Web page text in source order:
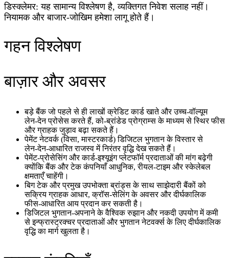
डिस्क्लेमर: यह सामान्य विश्लेषण है, व्यक्तिगत निवेश सलाह नहीं।
नियामक और बाजार‑जोखिम हमेशा लागू होते हैं।
गहन विश्लेषण
बाज़ार और अवसर
बड़े बैंक जो पहले से ही लाखों क्रेडिट कार्ड खाते और उच्च‑वॉल्यूम
लेन‑देन प्रोसेस करते हैं, को‑ब्रांडेड प्रोग्राम्स के माध्यम से स्थिर फीस
और ग्राहक जुड़ाव बढ़ा सकते हैं।
पेमेंट नेटवर्क (विसा, मास्टरकार्ड) डिजिटल भुगतान के विस्तार से
लेन‑देन‑आधारित राजस्व में निरंतर वृद्धि देख सकते हैं।
पेमेंट‑प्रोसेसिंग और कार्ड‑इश्यूइंग प्लेटफॉर्म प्रदाताओं की मांग बढ़ेगी
क्योंकि बैंक और टेक कंपनियाँ आधुनिक, रीयल‑टाइम और स्केलेबल
क्षमताएँ चाहेंगी।
बिग टेक और प्रमुख उपभोक्ता ब्रांड्स के साथ साझेदारी बैंकों को
सक्रिय ग्राहक आधार, क्रॉस‑सेलिंग के अवसर और दीर्घकालिक
फीस‑आधारित आय प्रदान कर सकती है।
डिजिटल भुगतान‑अपनाने के वैश्विक रुझान और नकदी उपयोग में कमी
से इन्फ्रास्ट्रक्चर प्रदाताओं और भुगतान नेटवर्क्स के लिए दीर्घकालिक
वृद्धि का मार्ग खुलता है।